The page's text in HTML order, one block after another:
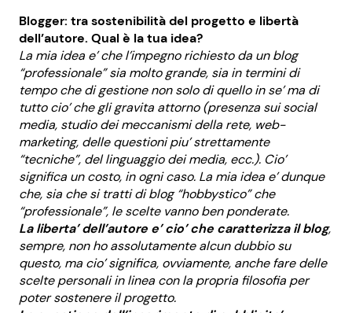
Blogger: tra sostenibilità del progetto e libertà
dell’autore. Qual è la tua idea?
La mia idea e’ che l’impegno richiesto da un blog
“professionale” sia molto grande, sia in termini di
tempo che di gestione non solo di quello in se’ ma di
tutto cio’ che gli gravita attorno (presenza sui social
media, studio dei meccanismi della rete, web-
marketing, delle questioni piu’ strettamente
“tecniche”, del linguaggio dei media, ecc.). Cio’
significa un costo, in ogni caso. La mia idea e’ dunque
che, sia che si tratti di blog “hobbystico” che
“professionale”, le scelte vanno ben ponderate.
La liberta’ dell’autore e’ cio’ che caratterizza il blog,
sempre, non ho assolutamente alcun dubbio su
questo, ma cio’ significa, ovviamente, anche fare delle
scelte personali in linea con la propria filosofia per
poter sostenere il progetto.